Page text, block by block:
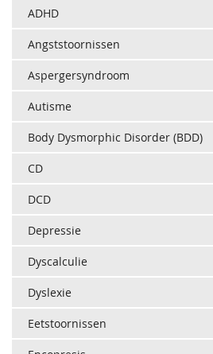
ADHD
Angststoornissen
Aspergersyndroom
Autisme
Body Dysmorphic Disorder (BDD)
CD
DCD
Depressie
Dyscalculie
Dyslexie
Eetstoornissen